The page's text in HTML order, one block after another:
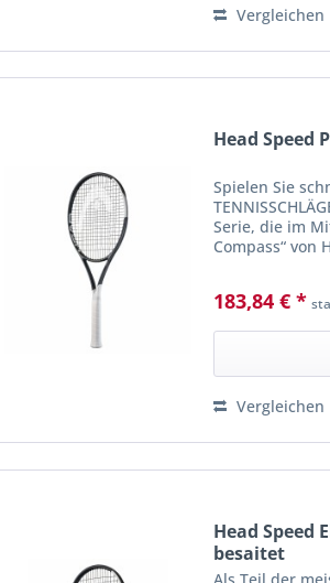
Vergleichen
Head Speed
Spielen Sie
Serie, die im
Compass“ von
183,84 € *
Vergleichen
Head Speed
besaitet